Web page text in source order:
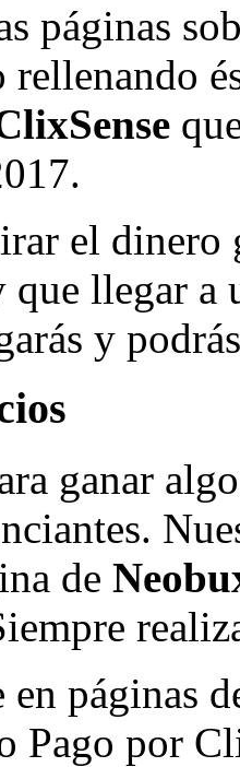
páginas
el dinero
que llegar
y
ganar
de
en páginas
Pago por